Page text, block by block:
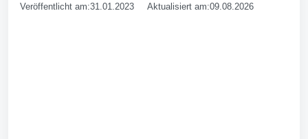
Veröffentlicht am:31.01.2023 Aktualisiert am:09.08.2026